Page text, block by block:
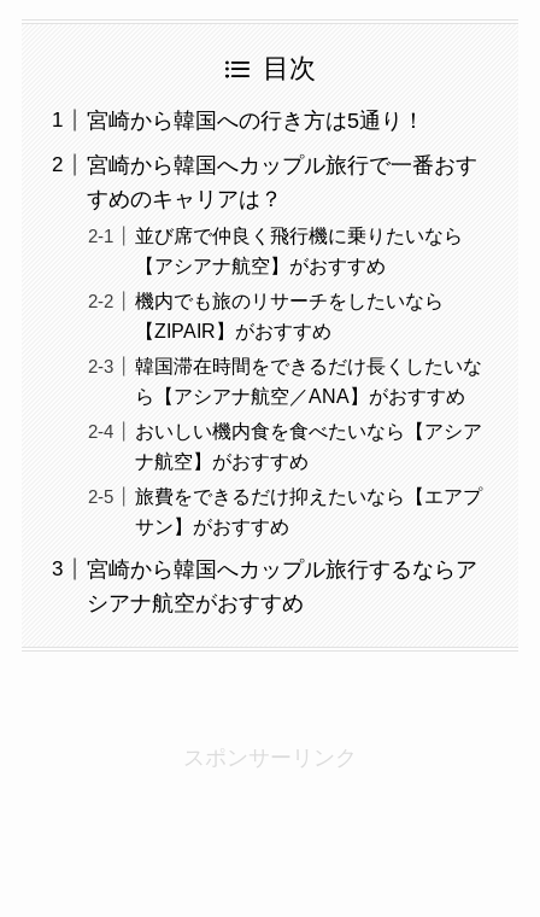
目次
宮崎から韓国への行き方は5通り！
宮崎から韓国へカップル旅行で一番おす
すめのキャリアは？
並び席で仲良く飛行機に乗りたいなら
【アシアナ航空】がおすすめ
機内でも旅のリサーチをしたいなら
【ZIPAIR】がおすすめ
韓国滞在時間をできるだけ長くしたいな
ら【アシアナ航空／ANA】がおすすめ
おいしい機内食を食べたいなら【アシア
ナ航空】がおすすめ
旅費をできるだけ抑えたいなら【エアプ
サン】がおすすめ
宮崎から韓国へカップル旅行するならア
シアナ航空がおすすめ
スポンサーリンク